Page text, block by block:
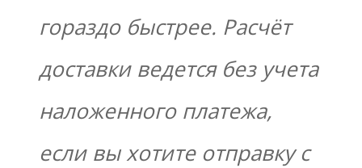
гораздо быстрее. Расчёт
доставки ведется без учета
наложенного платежа,
если вы хотите отправку с